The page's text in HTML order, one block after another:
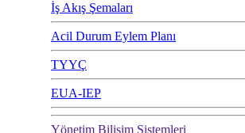
İş Akış Şemaları
Acil Durum Eylem Planı
TYYÇ
EUA-IEP
Yönetim Bilişim Sistemleri